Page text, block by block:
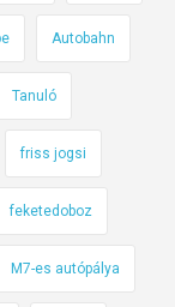
Autobahn
Tanuló
friss jogsi
feketedoboz
M7-es autópálya